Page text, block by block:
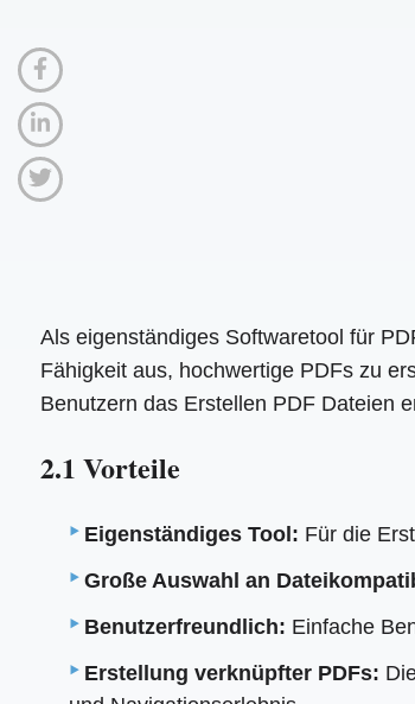
Als eigenständiges Softwaretool für
Fähigkeit aus, hochwertige PDFs zu
Benutzern das Erstellen PDF Dateien
2.1 Vorteile
Eigenständiges Tool: Für die
Große Auswahl an
Benutzerfreundlich: Einfache
Erstellung verknüpfter PDFs: